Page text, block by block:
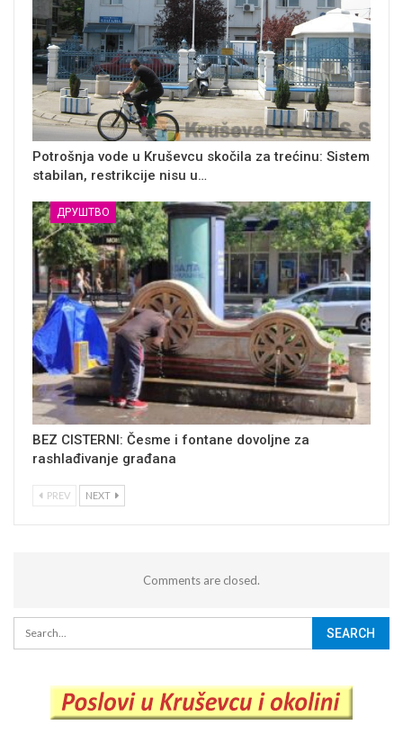
Potrošnja vode u Kruševcu skočila za trećinu: Sistem
stabilan, restrikcije nisu u…
ДРУШТВО
BEZ CISTERNI: Česme i fontane dovoljne za
rashlađivanje građana
PREV NEXT
Comments are closed.